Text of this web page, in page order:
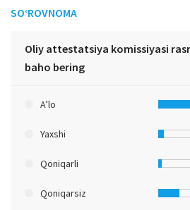
SO‘ROVNOMA
Oliy attestatsiya komissiyasi
baho bering
A’lo
Yaxshi
Qoniqarli
Qoniqarsiz